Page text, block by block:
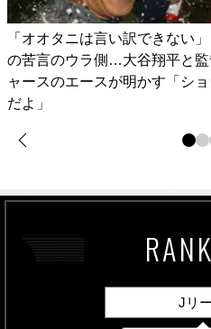
「オオタニは言い訳できない
の苦言のウラ側…大谷翔平と
ャースのエースが明かす「シ
だよ」
Jリ